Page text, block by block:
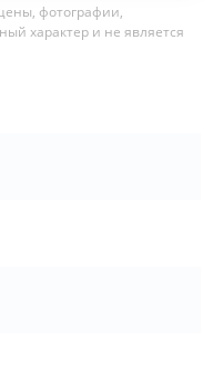
фотографии,
характер и не является